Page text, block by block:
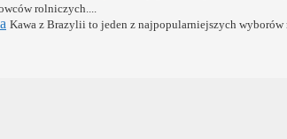
rolniczych....
Kawa z Brazylii to jeden z najpopularniejszych wyborów